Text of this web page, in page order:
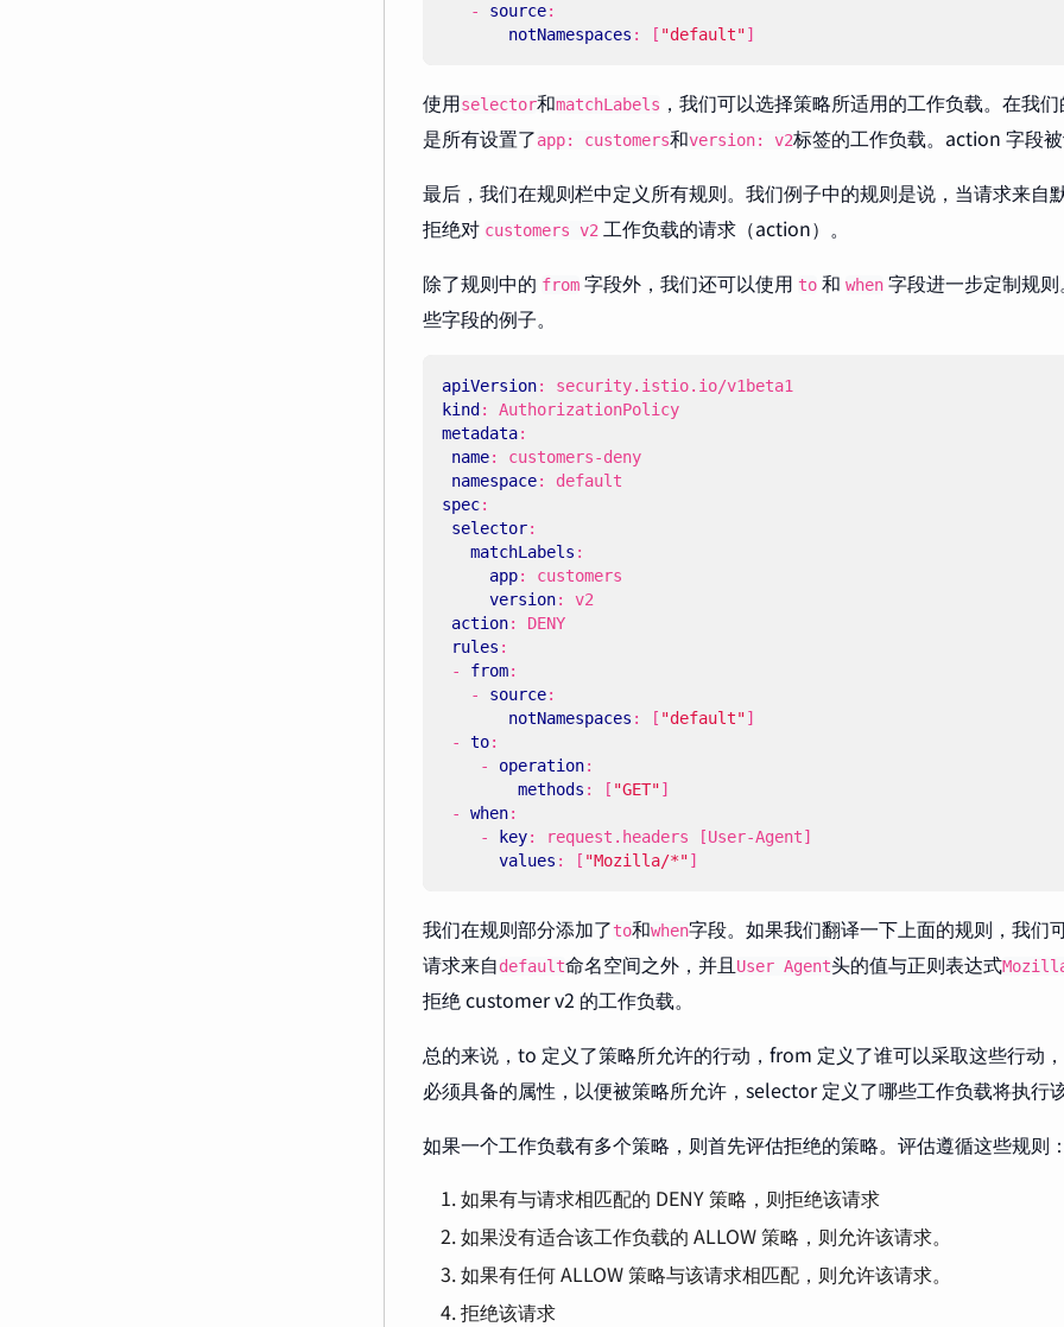
- source:
notNamespaces : [ "default"]
使用selector和matchLabels ，我们可以选择策略所适用的工作负载。在我
是所有设置了app: customers和version: v2标签的工作负载。action 字段
最后，我们在规则栏中定义所有规则。我们例子中的规则是说，当请求来自
拒绝对 customers v2 工作负载的请求（action）。
除了规则中的 from 字段外，我们还可以使用 to 和 when 字段进一步定制规
些字段的例子。
apiVersion:
security.istio.io/v1beta1
kind :
AuthorizationPolicy
metadata:
name:
customers-deny
namespace:
default
spec:
selector:
matchLabels :
app:
customers
version:
v2
action:
DENY
rules :
- from:
- source:
notNamespaces : [ "default"]
- to:
- operation:
methods : [ "GET"]
- when:
-
key:
request.headers [User-Agent]
values : [ "Mozilla/*"]
我们在规则部分添加了to和when字段。如果我们翻译一下上面的规则，我们
请求来自default命名空间之外，并且 User Agent头的值与正则表达式
拒绝 customer v2 的工作负载。
总的来说，to 定义了策略所允许的行动，from 定义了谁可以采取这些行动
必须具备的属性，以便被策略所允许，selector 定义了哪些工作负载将执行
如果一个工作负载有多个策略，则首先评估拒绝的策略。评估遵循这些规则
如果有与请求相匹配的 DENY 策略，则拒绝该请求
如果没有适合该工作负载的 ALLOW 策略，则允许该请求。
如果有任何 ALLOW 策略与该请求相匹配，则允许该请求。
拒绝该请求